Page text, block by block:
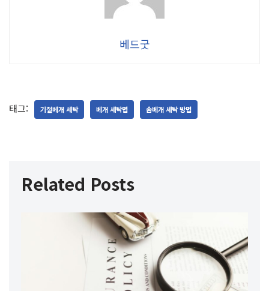
베드굿
태그: 기절베개 세탁 베개 세탁법 솜베개 세탁 방법
Related Posts